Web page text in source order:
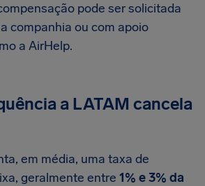
pode ser solicitada
companhia ou com apoio
a AirHelp.
a LATAM cancela
em média, uma taxa de
geralmente entre 1% e 3% da